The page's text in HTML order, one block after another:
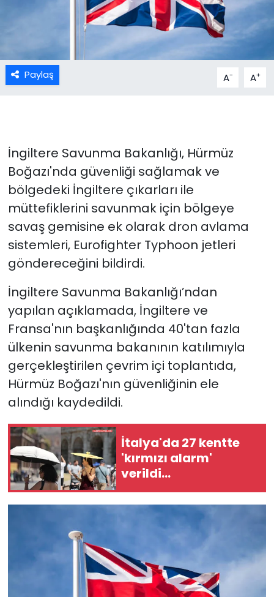
Paylaş A- A+
İngiltere Savunma Bakanlığı, Hürmüz
Boğazı'nda güvenliği sağlamak ve
bölgedeki İngiltere çıkarları ile
müttefiklerini savunmak için bölgeye
savaş gemisine ek olarak dron avlama
sistemleri, Eurofighter Typhoon jetleri
göndereceğini bildirdi.
İngiltere Savunma Bakanlığı’ndan
yapılan açıklamada, İngiltere ve
Fransa'nın başkanlığında 40'tan fazla
ülkenin savunma bakanının katılımıyla
gerçekleştirilen çevrim içi toplantıda,
Hürmüz Boğazı'nın güvenliğinin ele
alındığı kaydedildi.
İtalya'da 27 kentte
'kırmızı alarm'
verildi...